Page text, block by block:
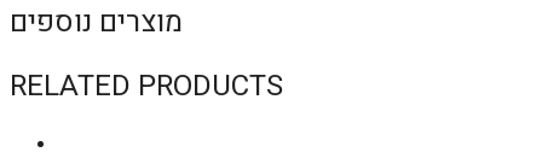
מוצרים נוספים
RELATED PRODUCTS